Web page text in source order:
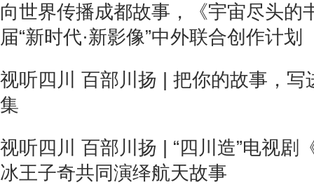
向世界传播成都故事，《宇宙尽头的
届“新时代·新影像”中外联合创作计划
视听四川 百部川扬 | 把你的故事，
集
视听四川 百部川扬 | “四川造”电视剧
冰王子奇共同演绎航天故事